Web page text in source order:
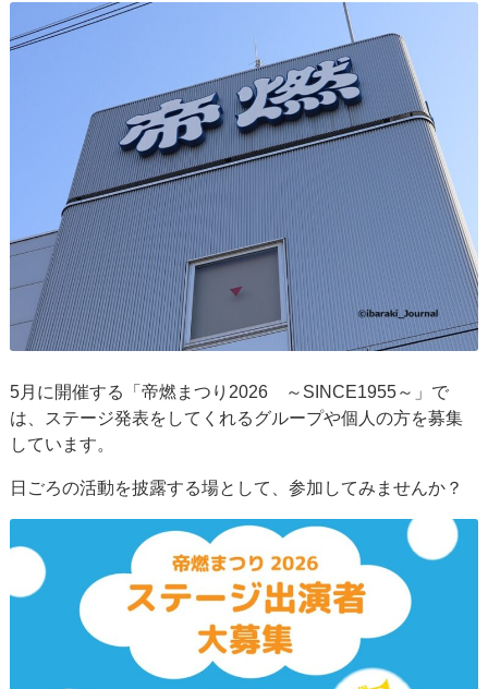
5月に開催する「帝燃まつり2026 ～SINCE1955～」で
は、ステージ発表をしてくれるグループや個人の方を募集
しています。
日ごろの活動を披露する場として、参加してみませんか？